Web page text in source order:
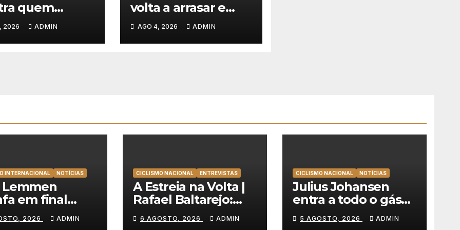
quem
e soma a 3ª
consecutiva
a Polónia
2026 ADMIN
volta a arrasar e
mete a segunda na
Volta a Polónia 2026
AGO 4, 2026 ADMIN
INTERNACIONAL NOTÍCIAS
Lemmen
em final
e
a primeira
2026 ADMIN
CICLISMO NACIONAL ENTREVISTAS
A Estreia na Volta |
Rafael Baltarejo:
“Participar na Volta
a Portugal é o
6 AGOSTO, 2026 ADMIN
CICLISMO NACIONAL NOTÍCIAS
Julius Johansen
entra a todo o gás
na Volta a Portugal
e lidera dobradinha
5 AGOSTO, 2026 ADMIN